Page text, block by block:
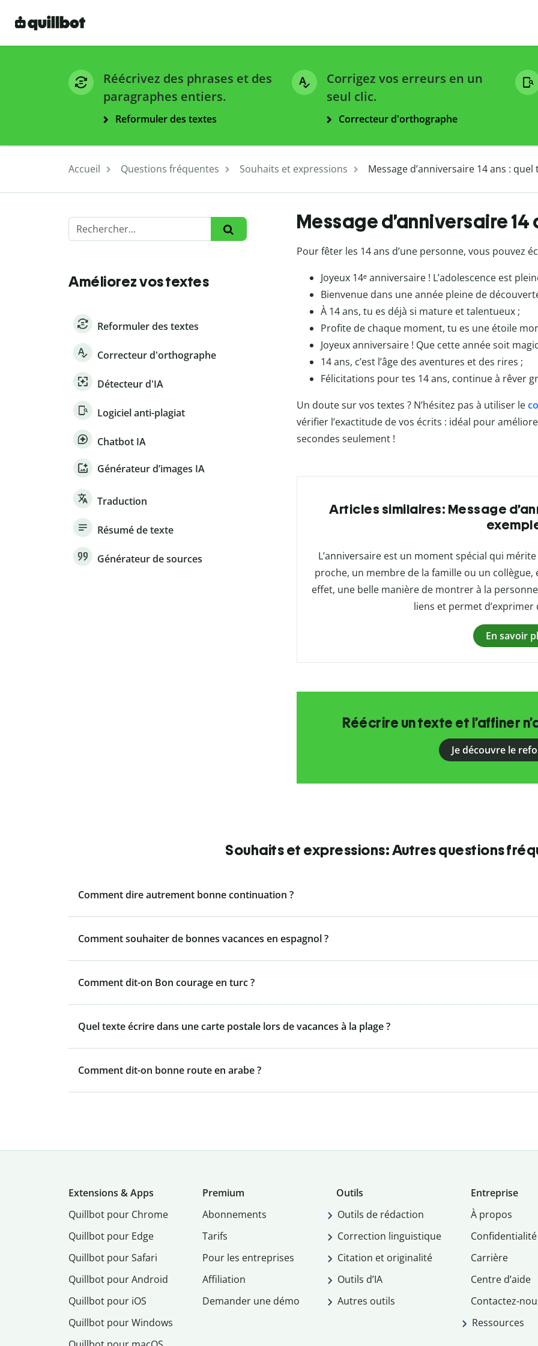
Réécrivez des phrases et des
paragraphes entiers.
Reformuler des textes
Corrigez vos erreurs en un
seul clic.
Correcteur d'orthographe
Accueil Questions fréquentes Souhaits et expressions Message d’anniversaire 14 ans : quel
Améliorez vos textes
Reformuler des textes
Correcteur d'orthographe
Détecteur d'IA
Logiciel anti-plagiat
Chatbot IA
Générateur d’images IA
Traduction
Résumé de texte
Générateur de sources
Message d’anniversaire
Pour fêter les 14 ans d’une personne, vous pouvez
Joyeux 14ᵉ anniversaire ! L’adolescence est
Bienvenue dans une année pleine de
À 14 ans, tu es déjà si mature et talentueux ;
Profite de chaque moment, tu es une étoile
Joyeux anniversaire ! Que cette année soit
14 ans, c’est l’âge des aventures et des rires ;
Félicitations pour tes 14 ans, continue à rêver
Un doute sur vos textes ? N’hésitez pas à utiliser le
vérifier l’exactitude de vos écrits : idéal pour
secondes seulement !
Articles similaires: Message
L’anniversaire est un moment spécial qui
proche, un membre de la famille ou un
effet, une belle manière de montrer à la
liens et permet
En savoir
Réécrire un texte et l’affiner
Je découvre le
Souhaits et expressions: Autres questions
Comment dire autrement bonne continuation ?
Comment souhaiter de bonnes vacances en espagnol ?
Comment dit-on Bon courage en turc ?
Quel texte écrire dans une carte postale lors de vacances à la plage ?
Comment dit-on bonne route en arabe ?
Extensions & Apps
Quillbot pour Chrome
Quillbot pour Edge
Quillbot pour Safari
Quillbot pour Android
Quillbot pour iOS
Quillbot pour Windows
Premium
Abonnements
Tarifs
Pour les entreprises
Affiliation
Demander une démo
Outils
Outils de rédaction
Correction linguistique
Citation et originalité
Outils d’IA
Autres outils
Entreprise
À propos
Confidentialité
Carrière
Centre d’aide
Contactez-
Ressources